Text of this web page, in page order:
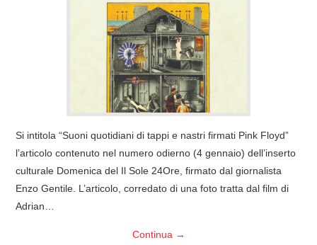
LINKS
CONTATTI
Si intitola “Suoni quotidiani di tappi e nastri firmati Pink Floyd”
l’articolo contenuto nel numero odierno (4 gennaio) dell’inserto
culturale Domenica del Il Sole 24Ore, firmato dal giornalista
Enzo Gentile. L’articolo, corredato di una foto tratta dal film di
Adrian…
Continua →